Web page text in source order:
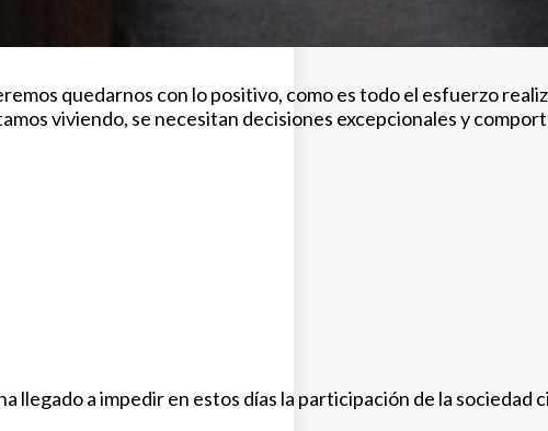
quedarnos con lo positivo, como es todo el esfuerzo
viviendo, se necesitan decisiones excepcionales y
a impedir en estos días la participación de la sociedad